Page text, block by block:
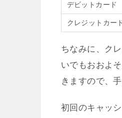
デビットカード
クレジットカー
ちなみに、ク
いでもおおよ
きますので、
初回のキャッ